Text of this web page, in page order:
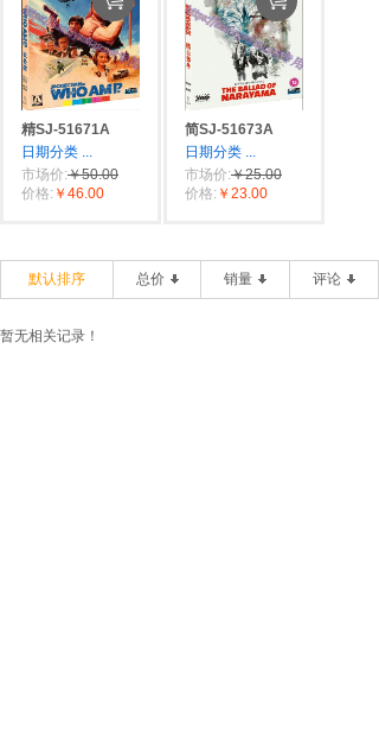
精SJ-51671A
日期分类 ...
市场价:￥50.00
价格: ￥46.00
简SJ-51673A
日期分类 ...
市场价:￥25.00
价格: ￥23.00
默认排序 总价 销量 评论
暂无相关记录！